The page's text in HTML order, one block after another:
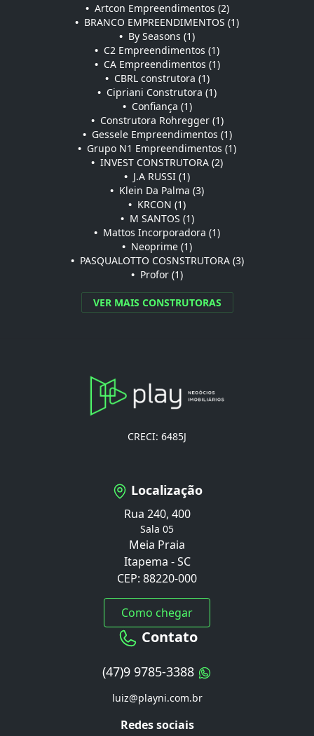
• Artcon Empreendimentos (2)
• BRANCO EMPREENDIMENTOS (1)
• By Seasons (1)
• C2 Empreendimentos (1)
• CA Empreendimentos (1)
• CBRL construtora (1)
• Cipriani Construtora (1)
• Confiança (1)
• Construtora Rohregger (1)
• Gessele Empreendimentos (1)
• Grupo N1 Empreendimentos (1)
• INVEST CONSTRUTORA (2)
• J.A RUSSI (1)
• Klein Da Palma (3)
• KRCON (1)
• M SANTOS (1)
• Mattos Incorporadora (1)
• Neoprime (1)
• PASQUALOTTO COSNSTRUTORA (3)
• Profor (1)
VER MAIS CONSTRUTORAS
CRECI: 6485J
Localização
Rua 240, 400
Sala 05
Meia Praia
Itapema - SC
CEP: 88220-000
Como chegar
Contato
(47)9 9785-3388
luiz@playni.com.br
Redes sociais